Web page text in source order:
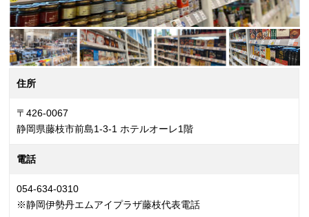
住所
〒426-0067
静岡県藤枝市前島1-3-1 ホテルオーレ1階
電話
054-634-0310
※静岡伊勢丹エムアイプラザ藤枝代表電話